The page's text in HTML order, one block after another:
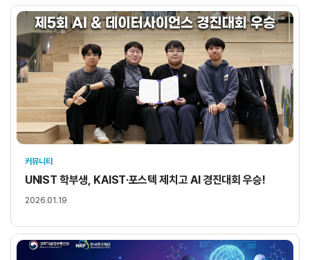
커뮤니티
UNIST 학부생, KAIST·포스텍 제치고 AI 경진대회 우승!
2026.01.19